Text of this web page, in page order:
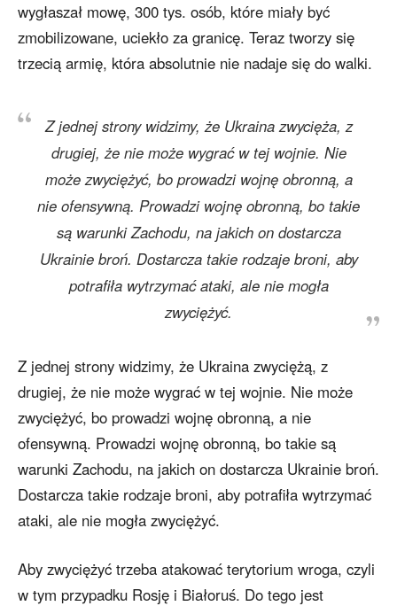
wygłaszał mowę, 300 tys. osób, które miały być
zmobilizowane, uciekło za granicę. Teraz tworzy się
trzecią armię, która absolutnie nie nadaje się do walki.
Z jednej strony widzimy, że Ukraina zwycięża, z
drugiej, że nie może wygrać w tej wojnie. Nie
może zwyciężyć, bo prowadzi wojnę obronną, a
nie ofensywną. Prowadzi wojnę obronną, bo takie
są warunki Zachodu, na jakich on dostarcza
Ukrainie broń. Dostarcza takie rodzaje broni, aby
potrafiła wytrzymać ataki, ale nie mogła
zwyciężyć.
Z jednej strony widzimy, że Ukraina zwyciężą, z
drugiej, że nie może wygrać w tej wojnie. Nie może
zwyciężyć, bo prowadzi wojnę obronną, a nie
ofensywną. Prowadzi wojnę obronną, bo takie są
warunki Zachodu, na jakich on dostarcza Ukrainie broń.
Dostarcza takie rodzaje broni, aby potrafiła wytrzymać
ataki, ale nie mogła zwyciężyć.
Aby zwyciężyć trzeba atakować terytorium wroga, czyli
w tym przypadku Rosję i Białoruś. Do tego jest